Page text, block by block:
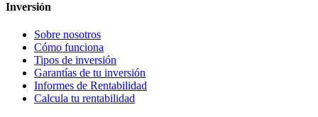
Inversión
Sobre nosotros
Cómo funciona
Tipos de inversión
Garantías de tu inversión
Informes de Rentabilidad
Calcula tu rentabilidad